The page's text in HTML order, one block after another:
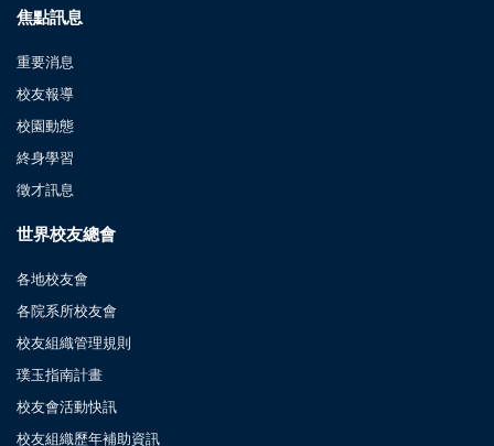
焦點訊息
重要消息
校友報導
校園動態
終身學習
徵才訊息
世界校友總會
各地校友會
各院系所校友會
校友組織管理規則
璞玉指南計畫
校友會活動快訊
校友組織歷年補助資訊